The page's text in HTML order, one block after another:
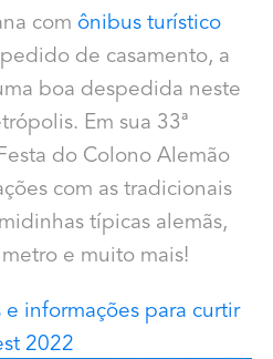
com ônibus turístico
de casamento, a
boa despedida neste
Em sua 33ª
do Colono Alemão
com as tradicionais
típicas alemãs,
e muito mais!
e informações para curtir
2022